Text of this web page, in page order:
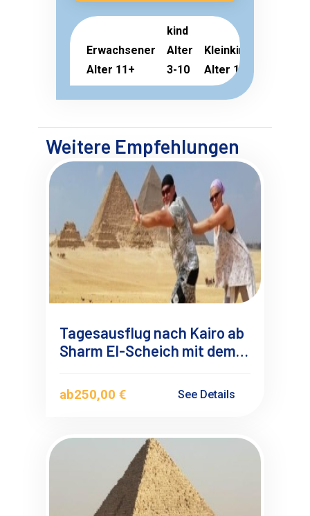
Erwachsener
Alter 11+
kind
Alter
3-10
Kleinkind
Alter 1-2
Weitere Empfehlungen
Tagesausflug nach Kairo ab
Sharm El-Scheich mit dem
ab250,00 € See Details